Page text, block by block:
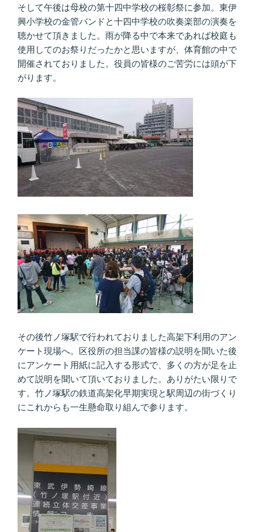
そして午後は母校の第十四中学校の桜彰祭に参加。東伊
興小学校の金管バンドと十四中学校の吹奏楽部の演奏を
聴かせて頂きました。雨が降る中で本来であれば校庭も
使用してのお祭りだったかと思いますが、体育館の中で
開催されておりました。役員の皆様のご苦労には頭が下
がります。
その後竹ノ塚駅で行われておりました高架下利用のアン
ケート現場へ。区役所の担当課の皆様の説明を聞いた後
にアンケート用紙に記入する形式で、多くの方が足を止
めて説明を聞いて頂いておりました。ありがたい限りで
す。竹ノ塚駅の鉄道高架化早期実現と駅周辺の街づくり
にこれからも一生懸命取り組んで参ります。